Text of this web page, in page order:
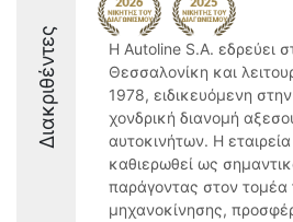
Διακριθέντες
Η Autoline S.A. εδρεύει
Θεσσαλονίκη και
1978, ειδικευόμενη
χονδρική διανομή
αυτοκινήτων. Η εταιρεία
καθιερωθεί ως
παράγοντας στον τομέα
μηχανοκίνησης,